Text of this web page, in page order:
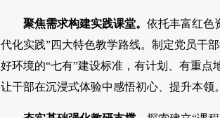
聚焦需求构建实践课堂。 依托丰富红色
代化实践”四大特色教学路线。制定党员干
好环境的“七有”建设标准，有计划、有重
让干部在沉浸式体验中感悟初心、提升本领。